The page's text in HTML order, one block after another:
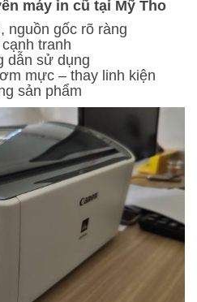
máy in cũ tại Mỹ Tho
gốc rõ ràng
tranh
dẫn sử dụng
mực – thay linh kiện
sản phẩm